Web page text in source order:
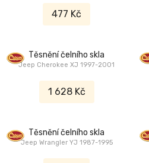
477 Kč
Těsnění čelního skla
Jeep Cherokee XJ 1997-2001
1 628 Kč
Těsnění čelního skla
Jeep Wrangler YJ 1987-1995